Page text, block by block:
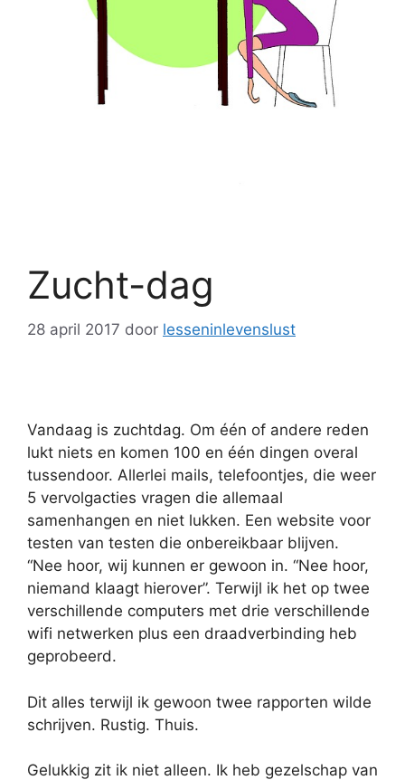
Zucht-dag
28 april 2017 door lesseninlevenslust
Vandaag is zuchtdag. Om één of andere reden
lukt niets en komen 100 en één dingen overal
tussendoor. Allerlei mails, telefoontjes, die weer
5 vervolgacties vragen die allemaal
samenhangen en niet lukken. Een website voor
testen van testen die onbereikbaar blijven.
“Nee hoor, wij kunnen er gewoon in. “Nee hoor,
niemand klaagt hierover”. Terwijl ik het op twee
verschillende computers met drie verschillende
wifi netwerken plus een draadverbinding heb
geprobeerd.
Dit alles terwijl ik gewoon twee rapporten wilde
schrijven. Rustig. Thuis.
Gelukkig zit ik niet alleen. Ik heb gezelschap van